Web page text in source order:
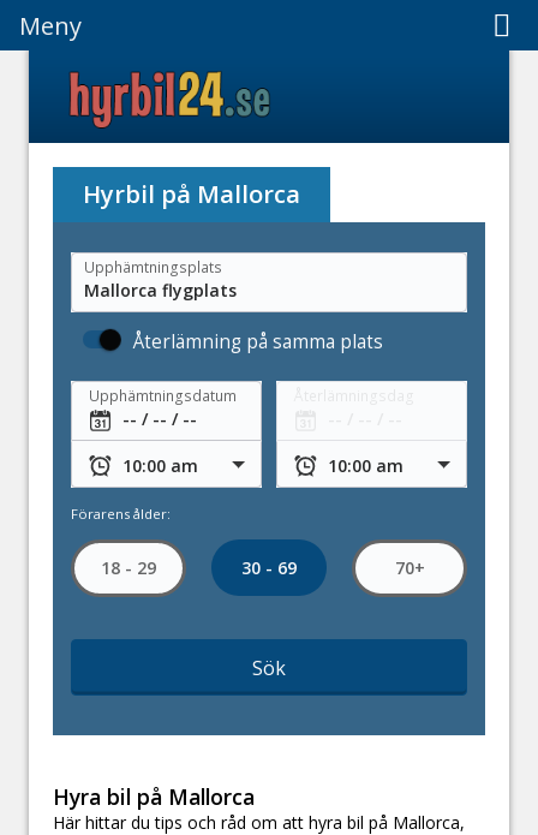
Meny
Hyrbil på Mallorca
Upphämtningsplats
Återlämning på samma plats
Upphämtningsdatum
Förarens ålder:
18 - 29 30 - 69 70+
Sök
Hyra bil på Mallorca
Här hittar du tips och råd om att hyra bil på Mallorca,
Meny